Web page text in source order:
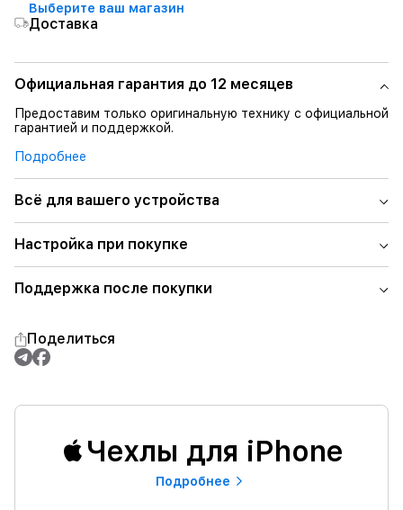
Выберите ваш магазин
Доставка
Официальная гарантия до 12 месяцев
Предоставим только оригинальную технику с официальной
гарантией и поддержкой.
Подробнее
Всё для вашего устройства
Настройка при покупке
Поддержка после покупки
Поделиться
Чехлы для iPhone
Подробнее